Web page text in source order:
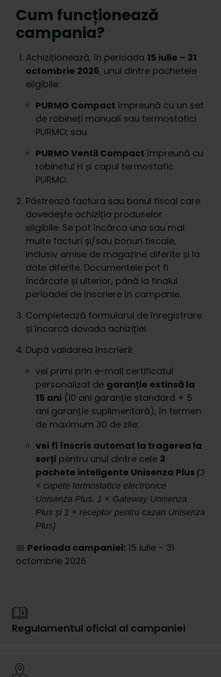
Cum funcționează
campania?
Achiziționează, în perioada 15 iulie – 31
octombrie 2026, unul dintre pachetele
eligibile:
PURMO Compact împreună cu un set
de robineți manuali sau termostatici
PURMO; sau
PURMO Ventil Compact împreună cu
robinetul H și capul termostatic
PURMO.
Păstrează factura sau bonul fiscal care
dovedește achiziția produselor
eligibile. Se pot încărca una sau mai
multe facturi și/sau bonuri fiscale,
inclusiv emise de magazine diferite și la
date diferite. Documentele pot fi
încărcate și ulterior, până la finalul
perioadei de înscriere în campanie.
Completează formularul de înregistrare
și încarcă dovada achiziției.
După validarea înscrierii:
vei primi prin e-mail certificatul
personalizat de garanție extinsă la
15 ani (10 ani garanție standard + 5
ani garanție suplimentară), în termen
de maximum 30 de zile;
vei fi înscris automat la tragerea la
sorți pentru unul dintre cele 3
pachete inteligente Unisenza Plus (3
× capete termostatice electronice
Unisenza Plus, 1 × Gateway Unisenza
Plus și 1 × receptor pentru cazan Unisenza
Plus)
📅 Perioada campaniei: 15 iulie – 31
octombrie 2026
Regulamentul oficial al campaniei